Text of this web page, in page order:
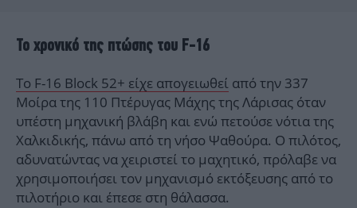
Το χρονικό της πτώσης του F-16
Το F-16 Block 52+ είχε απογειωθεί από την 337
Μοίρα της 110 Πτέρυγας Μάχης της Λάρισας όταν
υπέστη μηχανική βλάβη και ενώ πετούσε νότια της
Χαλκιδικής, πάνω από τη νήσο Ψαθούρα. Ο πιλότος,
αδυνατώντας να χειριστεί το μαχητικό, πρόλαβε να
χρησιμοποιήσει τον μηχανισμό εκτόξευσης από το
πιλοτήριο και έπεσε στη θάλασσα.